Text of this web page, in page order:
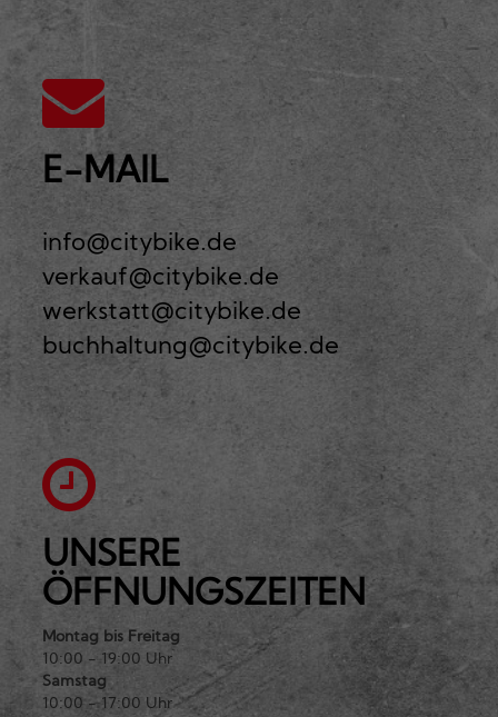
E-MAIL
info@citybike.de
verkauf@citybike.de
werkstatt@citybike.de
buchhaltung@citybike.de
UNSERE
ÖFFNUNGSZEITEN
Montag bis Freitag
10:00 - 19:00 Uhr
Samstag
10:00 - 17:00 Uhr